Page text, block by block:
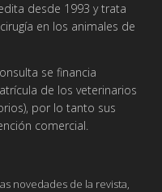
desde 1993 y trata
en los animales de
se financia
de los veterinarios
por lo tanto sus
comercial.
novedades de la revista,